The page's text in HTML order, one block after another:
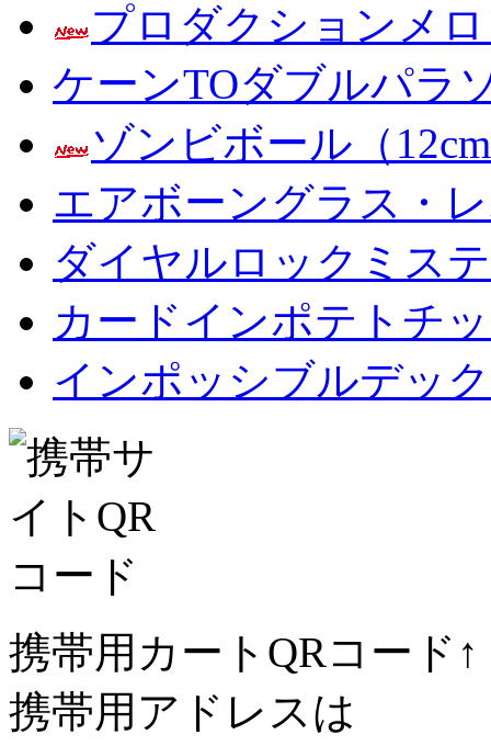
プロダクションメ
ケーンTOダブルパラ
ゾンビボール（
エアボーングラス・
ダイヤルロックミス
カードインポテトチ
インポッシブルデック
携帯用カートQRコード↑
携帯用アドレスは